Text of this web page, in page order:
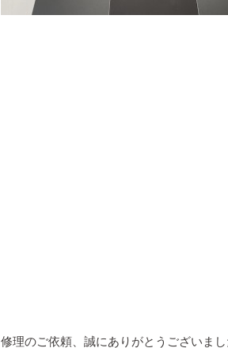
修理のご依頼、誠にありがとうございまし